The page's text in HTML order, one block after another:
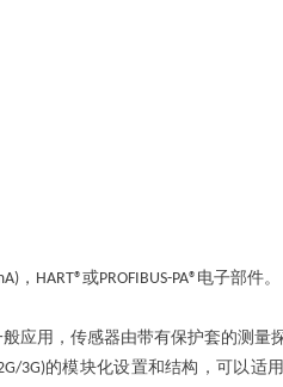
， HART®或PROFIBUS-PA® 电子部件。
应用，传感器由带有保护套的测量
3G)的模块化设置和结构，可以适